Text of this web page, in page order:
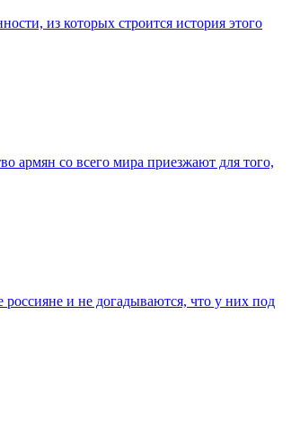
из которых строится история этого
армян со всего мира приезжают для того,
и не догадываются, что у них под